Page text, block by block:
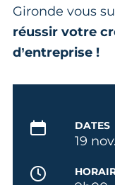
Gironde vous
réussir votre
d’entreprise !
DATES
19